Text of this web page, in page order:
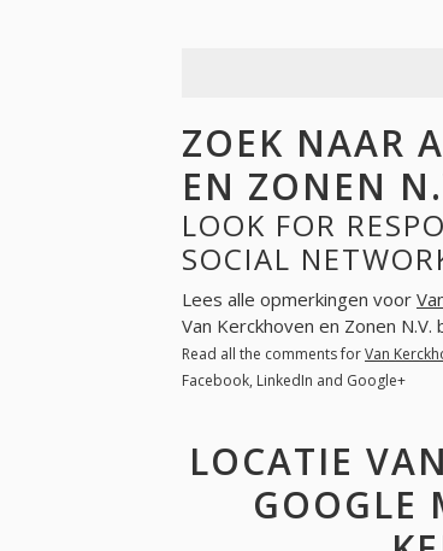
ZOEK NAAR
EN ZONEN
LOOK FOR
SOCIAL
Lees alle opmerkingen voor
Van Kerckhoven en Zonen
Read all the comments forVan
Facebook, LinkedIn and Google+
LOCATIE
GOOGLE